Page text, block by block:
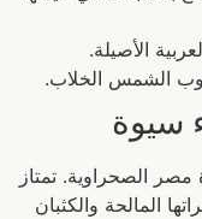
الأصيلة.
الشمس الخلاب.
سيوة
الصحراوية. تمتاز
المالحة والكثبان